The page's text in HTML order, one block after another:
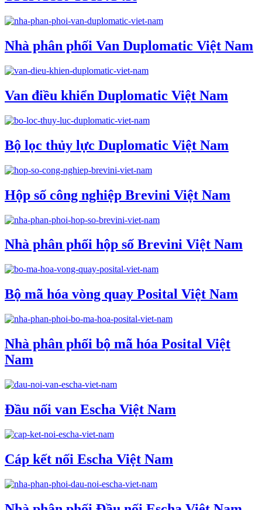
Nhà phân phối Van Duplomatic Việt Nam
Van điều khiển Duplomatic Việt Nam
Bộ lọc thủy lực Duplomatic Việt Nam
Hộp số công nghiệp Brevini Việt Nam
Nhà phân phối hộp số Brevini Việt Nam
Bộ mã hóa vòng quay Posital Việt Nam
Nhà phân phối bộ mã hóa Posital Việt
Nam
Đầu nối van Escha Việt Nam
Cáp kết nối Escha Việt Nam